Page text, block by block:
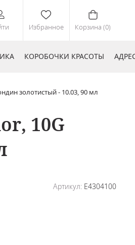
Избранное Корзина (0)
КОРОБОЧКИ КРАСОТЫ
золотистый - 10.03, 90 мл
10G
Артикул: E4304100